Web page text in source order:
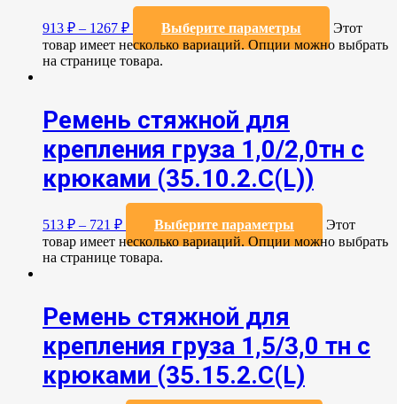
913 ₽ – 1267 ₽ Выберите параметры
Этот
товар имеет несколько вариаций. Опции можно выбрать
на странице товара.
Ремень стяжной для
крепления груза 1,0/2,0тн с
крюками (35.10.2.C(L))
513 ₽ – 721 ₽ Выберите параметры
Этот
товар имеет несколько вариаций. Опции можно выбрать
на странице товара.
Ремень стяжной для
крепления груза 1,5/3,0 тн с
крюками (35.15.2.С(L)